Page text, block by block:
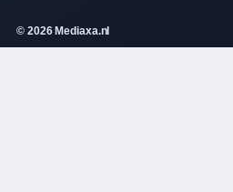
© 2026 Mediaxa.nl